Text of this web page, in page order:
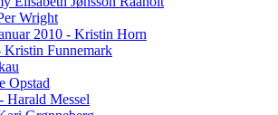
Wright
2010 - Kristin Horn
Funnemark
Opstad
Harald Messel